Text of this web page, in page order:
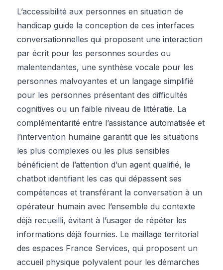
L’accessibilité aux personnes en situation de
handicap guide la conception de ces interfaces
conversationnelles qui proposent une interaction
par écrit pour les personnes sourdes ou
malentendantes, une synthèse vocale pour les
personnes malvoyantes et un langage simplifié
pour les personnes présentant des difficultés
cognitives ou un faible niveau de littératie. La
complémentarité entre l’assistance automatisée et
l’intervention humaine garantit que les situations
les plus complexes ou les plus sensibles
bénéficient de l’attention d’un agent qualifié, le
chatbot identifiant les cas qui dépassent ses
compétences et transférant la conversation à un
opérateur humain avec l’ensemble du contexte
déjà recueilli, évitant à l’usager de répéter les
informations déjà fournies. Le maillage territorial
des espaces France Services, qui proposent un
accueil physique polyvalent pour les démarches